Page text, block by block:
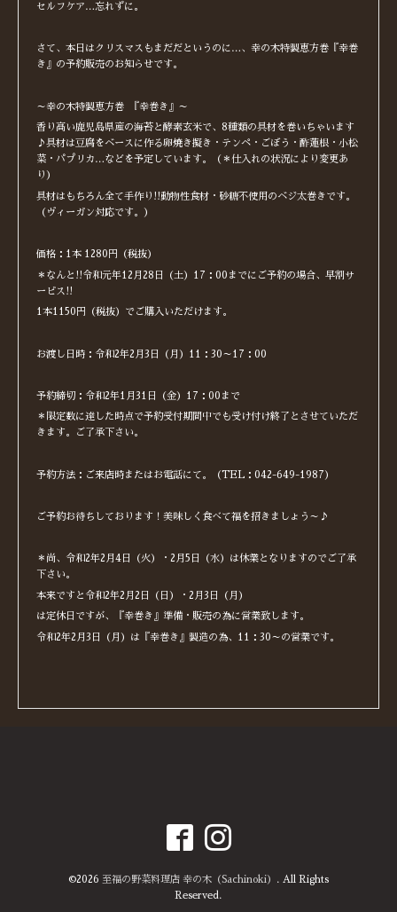
セルフケア…忘れずに。
さて、本日はクリスマスもまだだというのに…、幸の木特製恵方巻『幸巻
き』の予約販売のお知らせです。
～幸の木特製恵方巻 『幸巻き』～
香り高い鹿児島県産の海苔と酵素玄米で、8種類の具材を巻いちゃいます
♪具材は豆腐をベースに作る卵焼き擬き・テンペ・ごぼう・酢蓮根・小松
菜・パプリカ…などを予定しています。（＊仕入れの状況により変更あ
り）
具材はもちろん全て手作り!!動物性食材・砂糖不使用のベジ太巻きです。
（ヴィーガン対応です。）
価格：1本 1280円（税抜）
＊なんと!!令和元年12月28日（土）17：00までにご予約の場合、早割サ
ービス!!
1本1150円（税抜）でご購入いただけます。
お渡し日時：令和2年2月3日（月）11：30～17：00
予約締切：令和2年1月31日（金）17：00まで
＊限定数に達した時点で予約受付期間中でも受け付け終了とさせていただ
きます。ご了承下さい。
予約方法：ご来店時またはお電話にて。（TEL：042-649-1987）
ご予約お待ちしております！美味しく食べて福を招きましょう～♪
＊尚、令和2年2月4日（火）・2月5日（水）は休業となりますのでご了承
下さい。
本来ですと令和2年2月2日（日）・2月3日（月）
は定休日ですが、『幸巻き』準備・販売の為に営業致します。
令和2年2月3日（月）は『幸巻き』製造の為、11：30～の営業です。
©2026 至福の野菜料理店 幸の木（Sachinoki） . All Rights
Reserved.